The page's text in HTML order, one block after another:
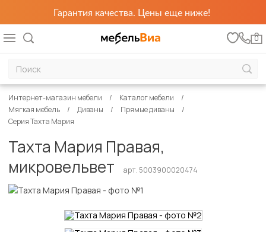
Гарантия качества. Цены еще ниже!
0
Интернет-магазин мебели
Каталог мебели
Мягкая мебель
Диваны
Прямые диваны
Серия Тахта Мария
Тахта Мария Правая,
микровельвет
арт. 5003900020474